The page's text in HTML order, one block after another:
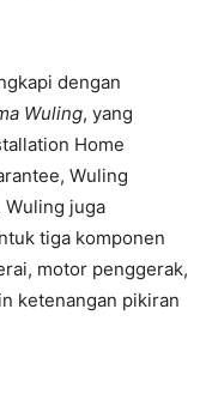
dengan
Wuling, yang
Home
Wuling
juga
tiga komponen
motor penggerak,
ketenangan pikiran